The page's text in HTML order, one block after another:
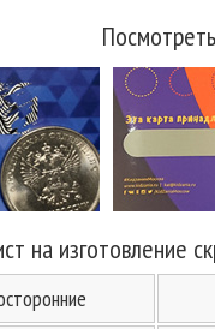
на изготовление